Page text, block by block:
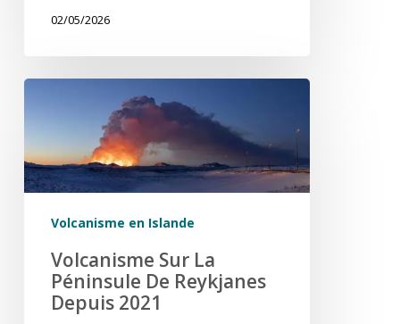
02/05/2026
péninsule
de
depuis
2021
Volcanisme en Islande
Volcanisme Sur La
Péninsule De Reykjanes
Depuis 2021